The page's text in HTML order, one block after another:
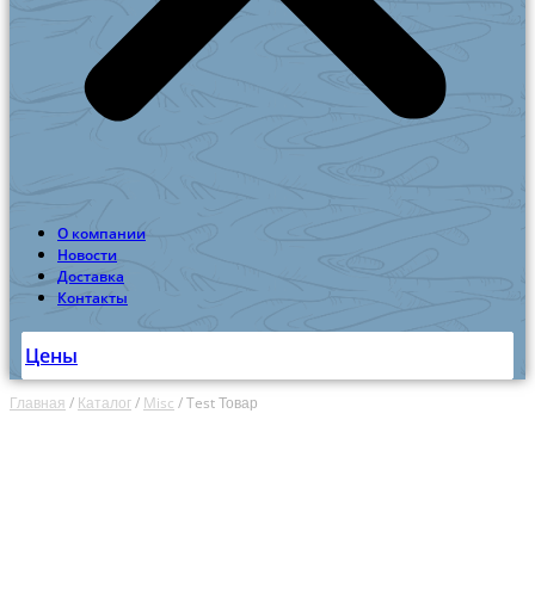
О компании
Новости
Доставка
Контакты
Цены
Главная / Каталог/ Misc /Test Товар